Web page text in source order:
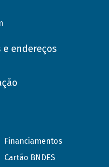
endereços
Financiamentos
Cartão BNDES